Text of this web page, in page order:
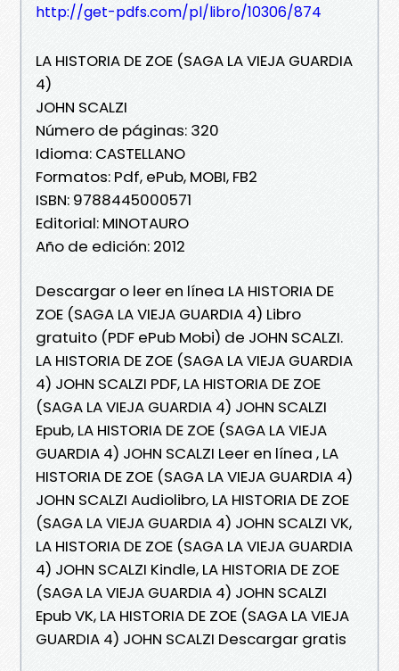
http://get-pdfs.com/pl/libro/10306/874
LA HISTORIA DE ZOE (SAGA LA VIEJA GUARDIA
4)
JOHN SCALZI
Número de páginas: 320
Idioma: CASTELLANO
Formatos: Pdf, ePub, MOBI, FB2
ISBN: 9788445000571
Editorial: MINOTAURO
Año de edición: 2012
Descargar o leer en línea LA HISTORIA DE
ZOE (SAGA LA VIEJA GUARDIA 4) Libro
gratuito (PDF ePub Mobi) de JOHN SCALZI.
LA HISTORIA DE ZOE (SAGA LA VIEJA GUARDIA
4) JOHN SCALZI PDF, LA HISTORIA DE ZOE
(SAGA LA VIEJA GUARDIA 4) JOHN SCALZI
Epub, LA HISTORIA DE ZOE (SAGA LA VIEJA
GUARDIA 4) JOHN SCALZI Leer en línea , LA
HISTORIA DE ZOE (SAGA LA VIEJA GUARDIA 4)
JOHN SCALZI Audiolibro, LA HISTORIA DE ZOE
(SAGA LA VIEJA GUARDIA 4) JOHN SCALZI VK,
LA HISTORIA DE ZOE (SAGA LA VIEJA GUARDIA
4) JOHN SCALZI Kindle, LA HISTORIA DE ZOE
(SAGA LA VIEJA GUARDIA 4) JOHN SCALZI
Epub VK, LA HISTORIA DE ZOE (SAGA LA VIEJA
GUARDIA 4) JOHN SCALZI Descargar gratis